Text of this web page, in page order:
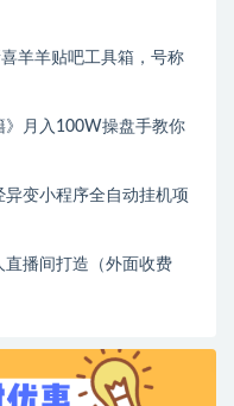
羊羊贴吧工具箱，号称
》月入100W操盘手教你
异变小程序全自动挂机项
直播间打造（外面收费